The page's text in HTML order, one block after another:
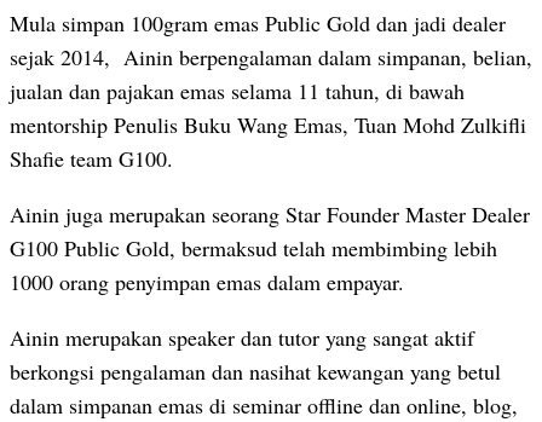
Mula simpan 100gram emas Public Gold dan jadi dealer
sejak 2014, Ainin berpengalaman dalam simpanan, belian,
jualan dan pajakan emas selama 11 tahun, di bawah
mentorship Penulis Buku Wang Emas, Tuan Mohd Zulkifli
Shafie team G100.
Ainin juga merupakan seorang Star Founder Master Dealer
G100 Public Gold, bermaksud telah membimbing lebih
1000 orang penyimpan emas dalam empayar.
Ainin merupakan speaker dan tutor yang sangat aktif
berkongsi pengalaman dan nasihat kewangan yang betul
dalam simpanan emas di seminar offline dan online, blog,